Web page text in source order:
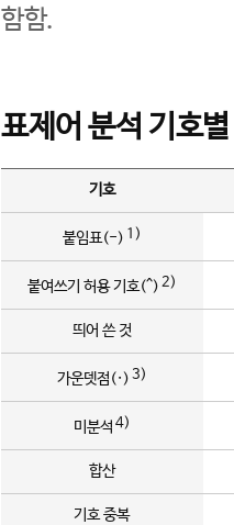
함함.
표제어 분석 기호
기호
붙임표(-) 1)
붙여쓰기 허용 기호(^) 2)
띄어 쓴 것
가운뎃점(·) 3)
미분석 4)
합산
기호 중복